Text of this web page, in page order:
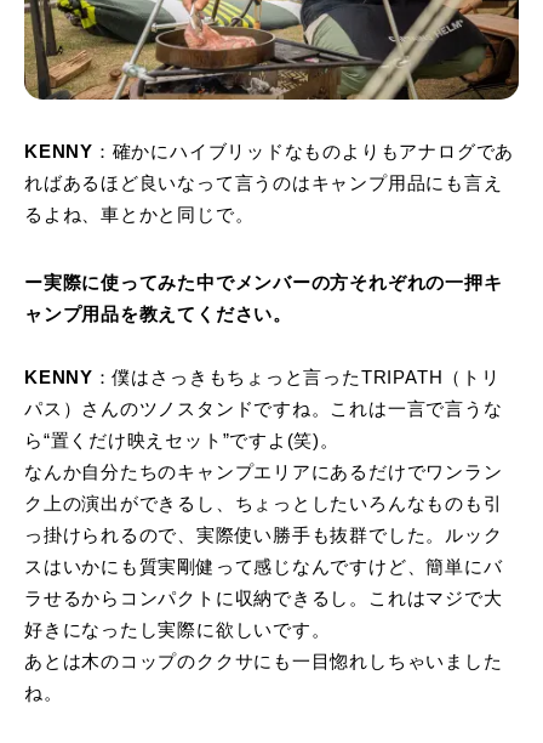
KENNY ：確かにハイブリッドなものよりもアナログであ
ればあるほど良いなって言うのはキャンプ用品にも言え
るよね、車とかと同じで。
ー実際に使ってみた中でメンバーの方それぞれの一押キ
ャンプ用品を教えてください。
KENNY ：僕はさっきもちょっと言ったTRIPATH（トリ
パス）さんのツノスタンドですね。これは一言で言うな
ら“置くだけ映えセット”ですよ(笑)。
なんか自分たちのキャンプエリアにあるだけでワンラン
ク上の演出ができるし、ちょっとしたいろんなものも引
っ掛けられるので、実際使い勝手も抜群でした。ルック
スはいかにも質実剛健って感じなんですけど、簡単にバ
ラせるからコンパクトに収納できるし。これはマジで大
好きになったし実際に欲しいです。
あとは木のコップのククサにも一目惚れしちゃいました
ね。